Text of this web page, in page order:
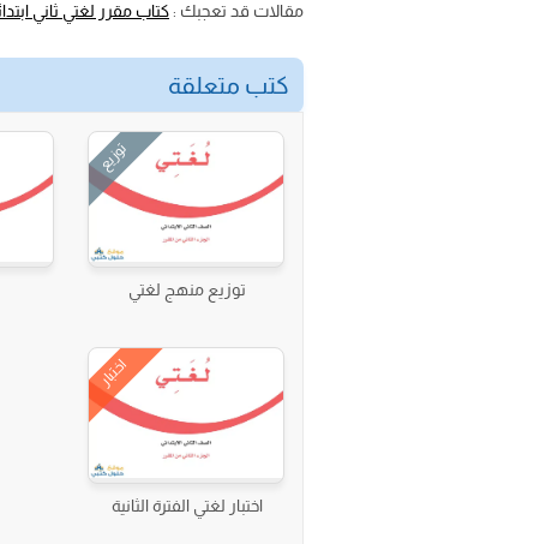
مقالات قد تعجبك :كتاب مقرر لغتي ثاني
كتب متعلقة
توزيع
توزيع منهج لغتي
اختبار
اختبار لغتي الفترة الثانية